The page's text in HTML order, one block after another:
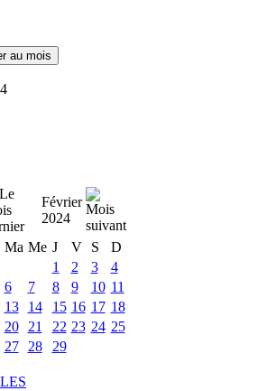
au mois
Février
2024
Ma Me J V S
D
1
2 3
4
6 7 8 9 10 11
13 14 15 16 17 18
20 21 22 23 24 25
27 28 29